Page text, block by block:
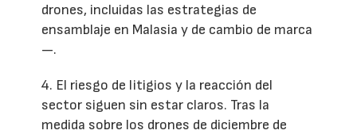
drones, incluidas las estrategias de
ensamblaje en Malasia y de cambio de marca
—.
4. El riesgo de litigios y la reacción del
sector siguen sin estar claros. Tras la
medida sobre los drones de diciembre de